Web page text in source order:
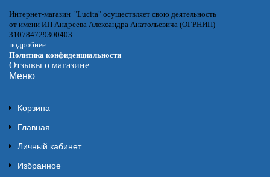
Интернет-магазин "Lucita" осуществляет свою деятельность
от имени ИП Андреева Александра Анатольевича (ОГРНИП)
310784729300403
подробнее
Политика конфиденциальности
Отзывы о магазине
Меню
Корзина
Главная
Личный кабинет
Избранное